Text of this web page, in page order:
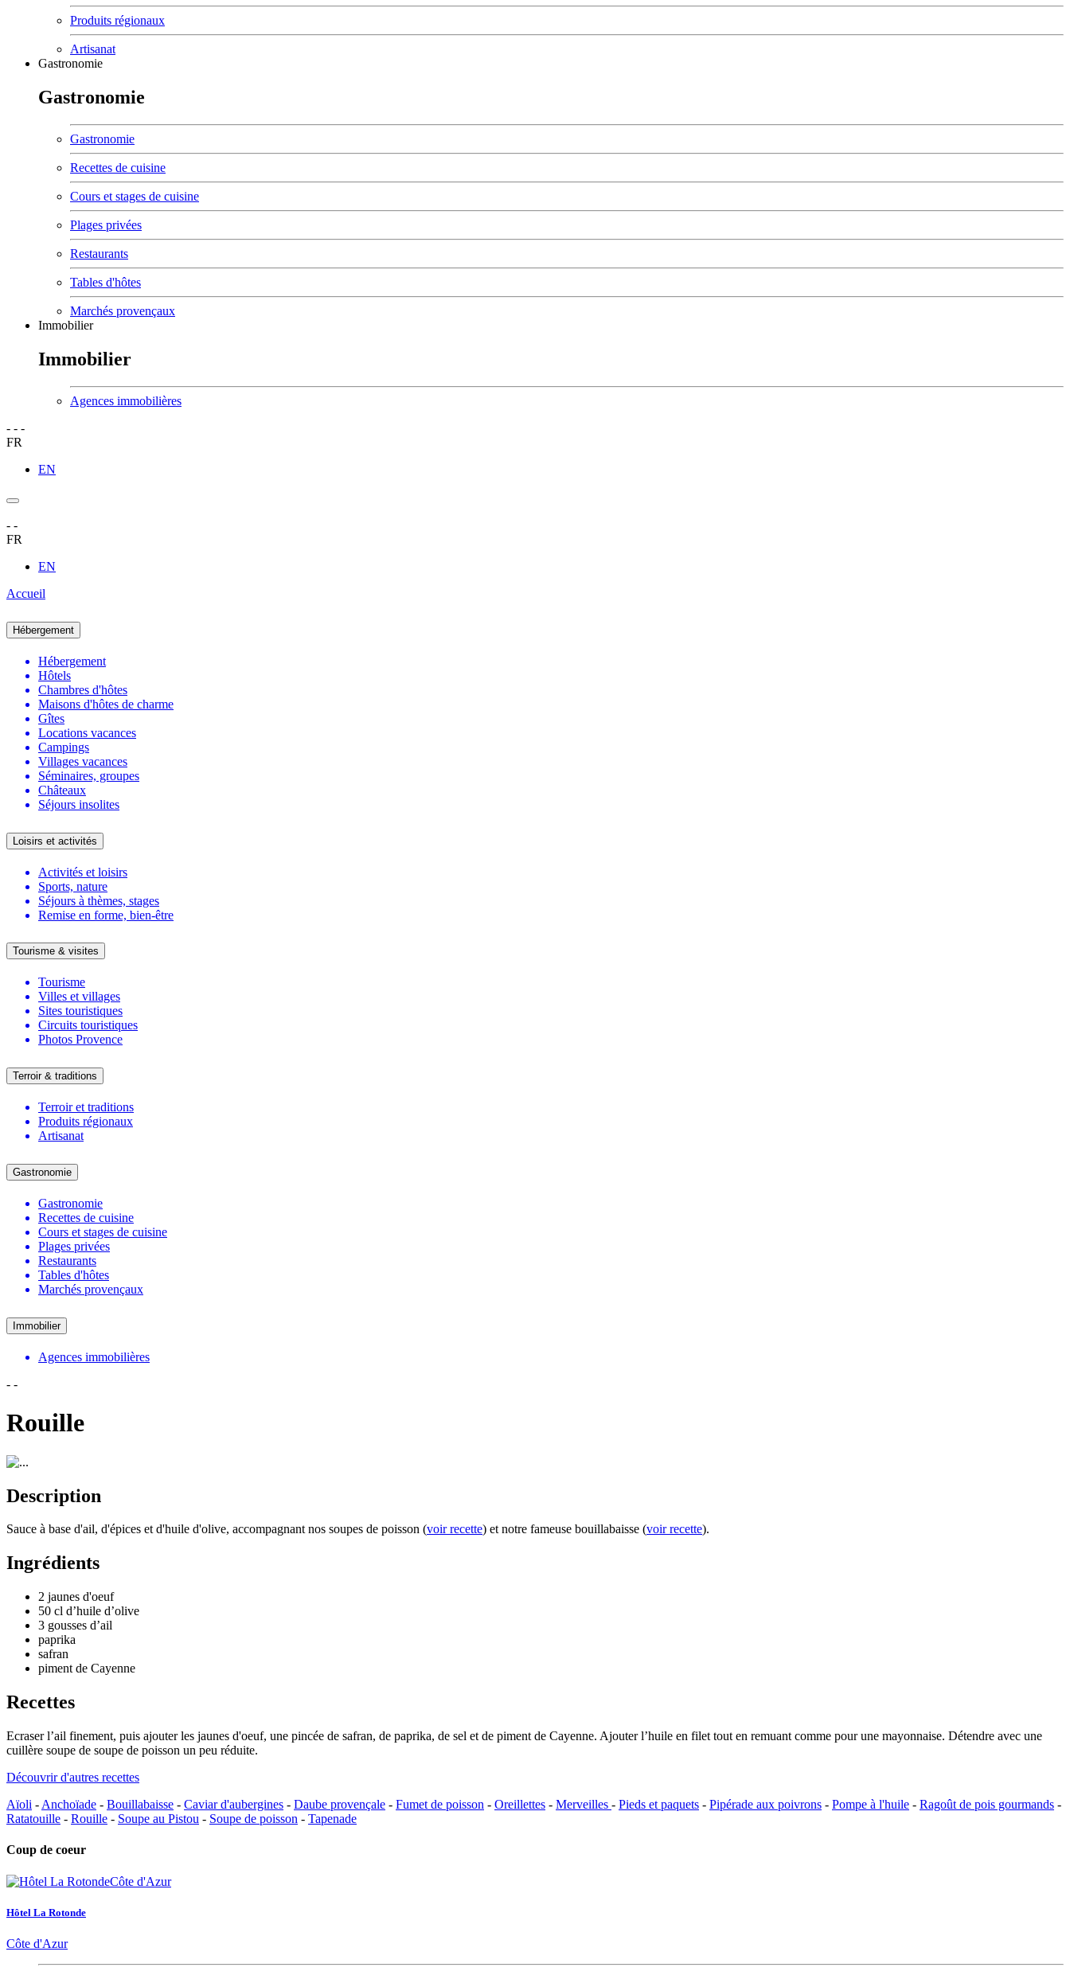
Produits régionaux
Artisanat
Gastronomie
Gastronomie
Gastronomie
Recettes de cuisine
Cours et stages de cuisine
Plages privées
Restaurants
Tables d'hôtes
Marchés provençaux
Immobilier
Immobilier
Agences immobilières
- - -
FR
EN
- -
FR
EN
Accueil
Hébergement
Hébergement
Hôtels
Chambres d'hôtes
Maisons d'hôtes de charme
Gîtes
Locations vacances
Campings
Villages vacances
Séminaires, groupes
Châteaux
Séjours insolites
Loisirs et activités
Activités et loisirs
Sports, nature
Séjours à thèmes, stages
Remise en forme, bien-être
Tourisme & visites
Tourisme
Villes et villages
Sites touristiques
Circuits touristiques
Photos Provence
Terroir & traditions
Terroir et traditions
Produits régionaux
Artisanat
Gastronomie
Gastronomie
Recettes de cuisine
Cours et stages de cuisine
Plages privées
Restaurants
Tables d'hôtes
Marchés provençaux
Immobilier
Agences immobilières
- -
Rouille
Description
Sauce à base d'ail, d'épices et d'huile d'olive, accompagnant nos soupes de poisson (voir recette) et notre fameuse bouillabaisse (voir recette).
Ingrédients
2 jaunes d'oeuf
50 cl d’huile d’olive
3 gousses d’ail
paprika
safran
piment de Cayenne
Recettes
Ecraser l’ail finement, puis ajouter les jaunes d'oeuf, une pincée de safran, de paprika, de sel et de piment de Cayenne. Ajouter l’huile en filet tout en remuant comme pour une mayonnaise. Détendre avec une
cuillère soupe de soupe de poisson un peu réduite.
Découvrir d'autres recettes
Aïoli - Anchoïade - Bouillabaisse - Caviar d'aubergines - Daube provençale - Fumet de poisson - Oreillettes - Merveilles - Pieds et paquets - Pipérade aux poivrons - Pompe à l'huile - Ragoût de pois gourmands -
Ratatouille - Rouille - Soupe au Pistou - Soupe de poisson - Tapenade
Coup de coeur
Hôtel La Rotonde
Côte d'Azur